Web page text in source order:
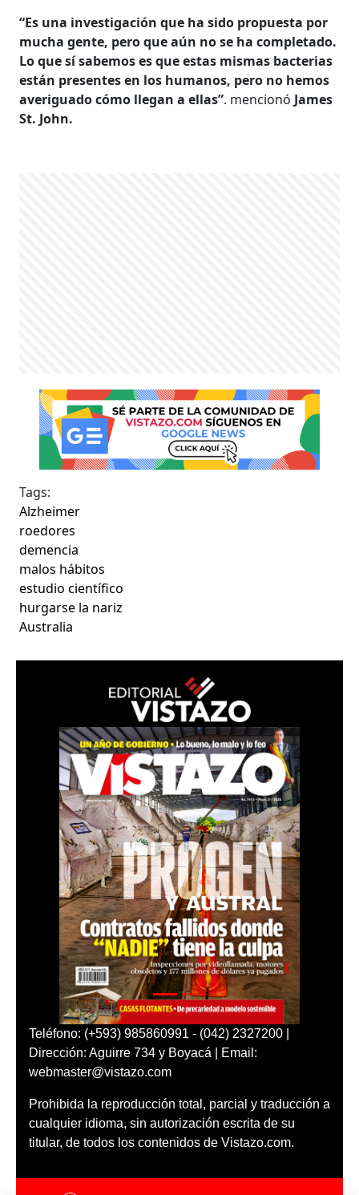
“Es una investigación que ha sido propuesta por
mucha gente, pero que aún no se ha completado.
Lo que sí sabemos es que estas mismas bacterias
están presentes en los humanos, pero no hemos
averiguado cómo llegan a ellas”. mencionó James
St. John.
Tags:
Alzheimer
roedores
demencia
malos hábitos
estudio científico
hurgarse la nariz
Australia
Teléfono: (+593) 985860991 - (042) 2327200 |
Dirección: Aguirre 734 y Boyacá | Email:
webmaster@vistazo.com
Prohibida la reproducción total, parcial y traducción a
cualquier idioma, sin autorización escrita de su
titular, de todos los contenidos de Vistazo.com.